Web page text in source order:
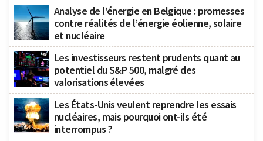
Analyse de l’énergie en Belgique : promesses
contre réalités de l’énergie éolienne, solaire
et nucléaire
Les investisseurs restent prudents quant au
potentiel du S&P 500, malgré des
valorisations élevées
Les États-Unis veulent reprendre les essais
nucléaires, mais pourquoi ont-ils été
interrompus ?